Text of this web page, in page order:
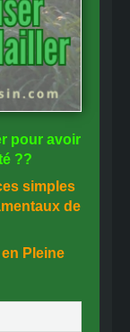
pour avoir
??
simples
de
Pleine